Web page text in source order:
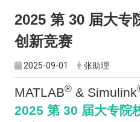
2025 第 30 届大专
创新竞赛
2025-09-01 张助理
MATLAB® & Simulink
2025 第 30 届大专院